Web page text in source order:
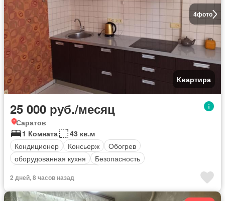
4фото
Квартира
25 000 руб./месяц
Саратов
1 Комната
43 кв.м
Кондиционер
Консьерж
Обогрев
оборудованная кухня
Безопасность
2 дней, 8 часов назад